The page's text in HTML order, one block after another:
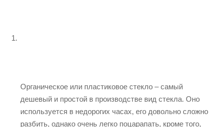
Oрганическое или пластиковое стекло – cамый
дешевый и простой в производстве вид стекла. Оно
используется в недорогих часах, его довольно сложно
разбить, однако очень легко поцарапать, кроме того,